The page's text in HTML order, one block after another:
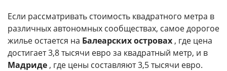
Если рассматривать стоимость квадратного метра в
различных автономных сообществах, самое дорогое
жилье остается на Балеарских островах , где цена
достигает 3,8 тысячи евро за квадратный метр, и в
Мадриде , где цены составляют 3,5 тысячи евро.